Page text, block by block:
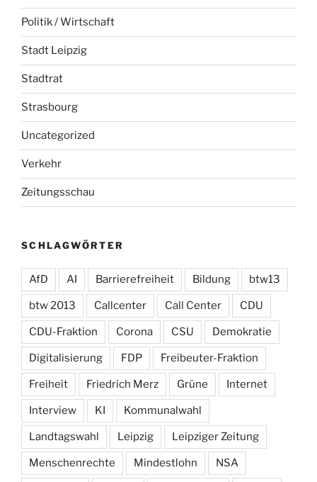
Politik / Wirtschaft
Stadt Leipzig
Stadtrat
Strasbourg
Uncategorized
Verkehr
Zeitungsschau
SCHLAGWÖRTER
AfD AI Barrierefreiheit Bildung btw13
btw 2013 Callcenter Call Center CDU
CDU-Fraktion Corona CSU Demokratie
Digitalisierung FDP Freibeuter-Fraktion
Freiheit Friedrich Merz Grüne Internet
Interview KI Kommunalwahl
Landtagswahl Leipzig Leipziger Zeitung
Menschenrechte Mindestlohn NSA